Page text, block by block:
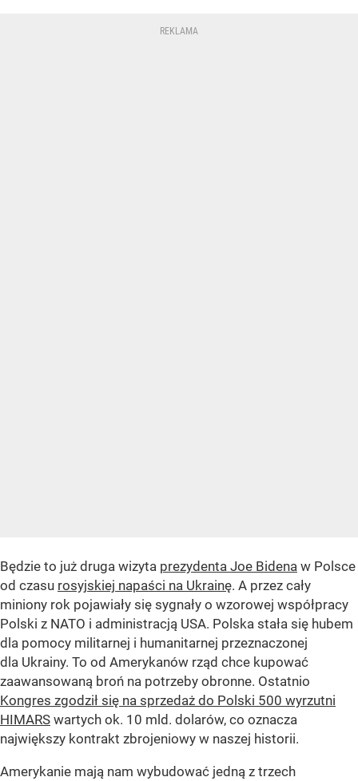
Będzie to już druga wizyta prezydenta Joe Bidena w Polsce
od czasu rosyjskiej napaści na Ukrainę. A przez cały
miniony rok pojawiały się sygnały o wzorowej współpracy
Polski z NATO i administracją USA. Polska stała się hubem
dla pomocy militarnej i humanitarnej przeznaczonej
dla Ukrainy. To od Amerykanów rząd chce kupować
zaawansowaną broń na potrzeby obronne. Ostatnio
Kongres zgodził się na sprzedaż do Polski 500 wyrzutni
HIMARS wartych ok. 10 mld. dolarów, co oznacza
największy kontrakt zbrojeniowy w naszej historii.
Amerykanie mają nam wybudować jedną z trzech